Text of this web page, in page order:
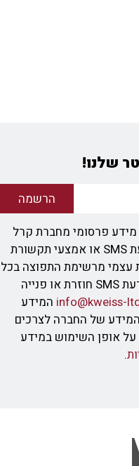
שלנו!
הרשמה
פרסומי מחברת קרל
וייס בע"מ באמצעות דוא"ל, הודעת SMS או אמצעי תקשורת
עצמי מרשימת התפוצה בכל
עת באמצעות קישור להסרה, הודעת SMS חוזרת או פנייה
info@kweiss- המידע
של החברה לצרכים
על אופן השימוש במידע
.